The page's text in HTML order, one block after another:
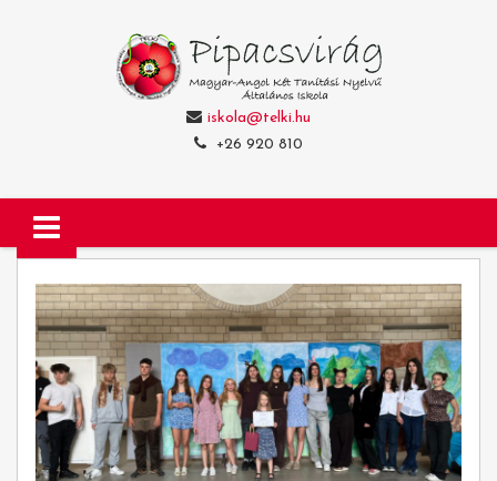
iskola@telki.hu
+26 920 810